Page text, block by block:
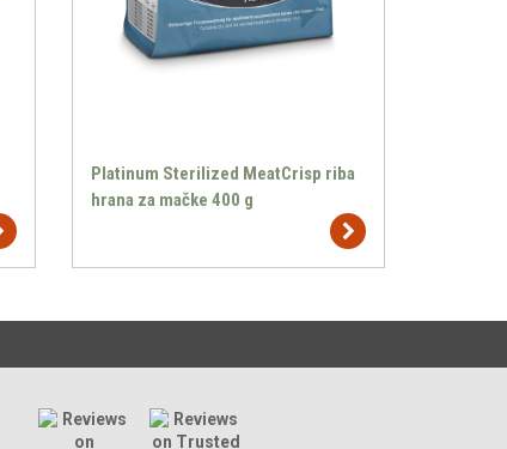
Platinum Sterilized MeatCrisp riba
hrana za mačke 400 g